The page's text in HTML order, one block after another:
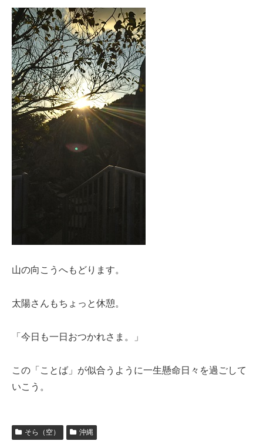
山の向こうへもどります。
太陽さんもちょっと休憩。
「今日も一日おつかれさま。」
この「ことば」が似合うように一生懸命日々を過ごして
いこう。
そら（空） 沖縄